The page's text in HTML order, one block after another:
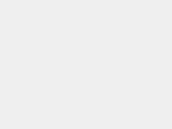
yurt içi satış hacmi %3
satışlar ise %21
oldu. Toplam satış hacmi yıllık
tona geriledi.
7 milyon ton
kullanım oranı %90 oldu.
üzerinde, yıllık %20 düşüşle
FAVÖK marjı yıllık bazda